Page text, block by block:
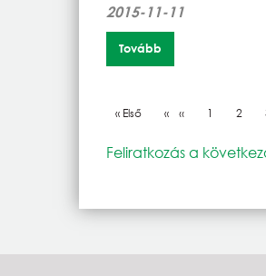
2015-11-11
Tovább
Oldalszámozás
Első oldal
« Első Előző oldal
‹‹ Oldal
1 Oldal
2
Feliratkozás a